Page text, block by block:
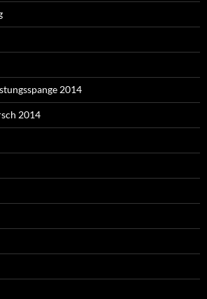
2014
2014